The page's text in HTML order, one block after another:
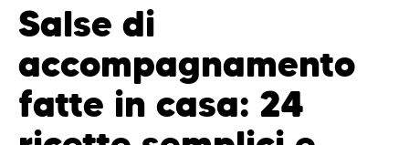
Salse di
accompagnamento
fatte in casa: 24